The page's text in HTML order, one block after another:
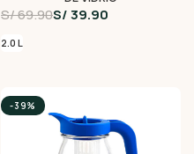
S/ 69.90S/ 39.90
2.0 L
-39%